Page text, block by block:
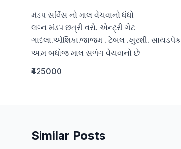
મંડપ સર્વિસ નો માલ વેચવાનો ધંધો
લગ્ન મંડપ છત્રી વરો. એન્ટ્રી ગેટ
ગાદલા.ઓશિકા.જાજમ . ટેબલ .ખુરશી. સાયડપેક
આમ બધોજ માલ સળંગ વેચવાનો છે
₹425000
Similar Posts